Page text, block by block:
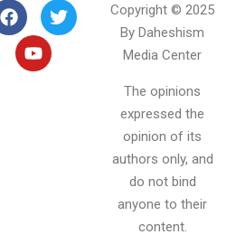
Copyright © 2025
By Daheshism
Media Center
The opinions
expressed the
opinion of its
authors only, and
do not bind
anyone to their
content.